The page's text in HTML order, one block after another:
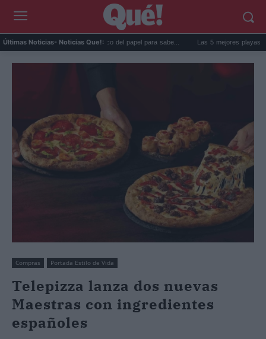
Últimas Noticias- Noticias Que!:
La goma de la nevera: el truco del papel para sabe... Las 5 mejores playas de
Compras Portada Estilo de Vida
Telepizza lanza dos nuevas
Maestras con ingredientes
españoles